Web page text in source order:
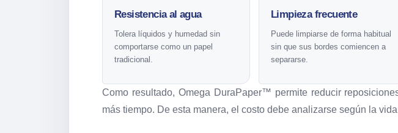
Resistencia al agua
Tolera líquidos y humedad sin
comportarse como un papel
tradicional.
Limpieza frecuente
Puede limpiarse de forma habitual
sin que sus bordes comiencen a
separarse.
Como resultado, Omega DuraPaper™ permite reducir
más tiempo. De esta manera, el costo debe analizarse según la